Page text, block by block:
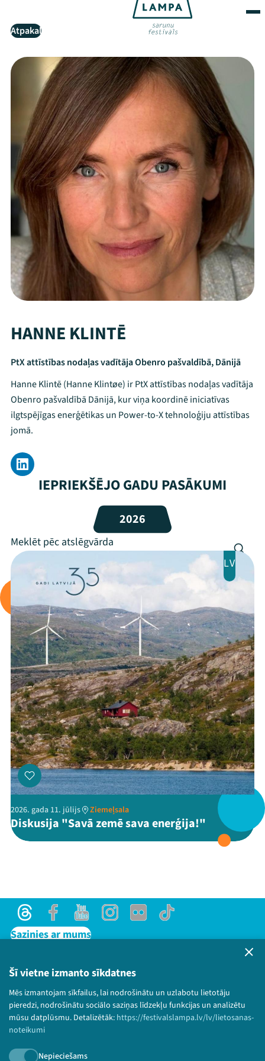
Šī vietne izmanto sīkdatnes
Mēs izmantojam sīkfailus, lai nodrošinātu un uzlabotu lietotāju
pieredzi, nodrošinātu sociālo saziņas līdzekļu funkcijas un analizētu
mūsu datplūsmu. Detalizētāk: https://festivalslampa.lv/lv/lietosanas-
noteikumi
Nepieciešams
Programma
Arhīvs
Viņi bija LAMPĀ 2026
Jaunumi
Ziedo
Veikals
Kontakti
ThreadsFacebookYoutube
X Instagram
Flick TikTok
Atpakaļ
HANNE KLINTĒ
PtX attīstības nodaļas vadītāja Obenro pašvaldībā, Dānijā
Hanne Klintē (Hanne Klintøe) ir PtX attīstības nodaļas vadītāja
Obenro pašvaldībā Dānijā, kur viņa koordinē iniciatīvas
ilgtspējīgas enerģētikas un Power-to-X tehnoloģiju attīstības
jomā.
IEPRIEKŠĒJO GADU PASĀKUMI
2026
LV
2026. gada 11. jūlijs Ziemeļsala
Diskusija "Savā zemē sava enerģija!"
ThreadsFacebookYoutubeInstagram
Flick TikTok
Sazinies ar mums
Lietošanas noteikumi un sīkdatņu politika
Bērnu aizsardzības politika
© 2026 Sarunu festivāls LAMPA Visas tiesības
paturētas.